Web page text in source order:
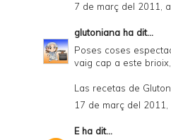
7 de març del 2011,
glutoniana ha dit...
Poses coses
vaig cap a este
Las recetas de
17 de març del 2011,
Eha dit...